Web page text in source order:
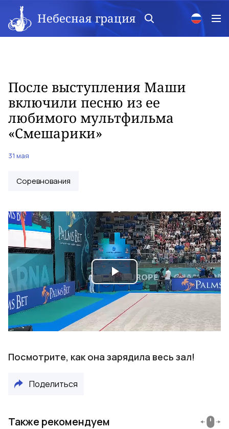
Небесная грация
После выступления Маши
включили песню из ее
любимого мультфильма
«Смешарики»
31 мая
Соревнования
Play
Video
Посмотрите, как она зарядила весь зал!
Поделиться
Также рекомендуем